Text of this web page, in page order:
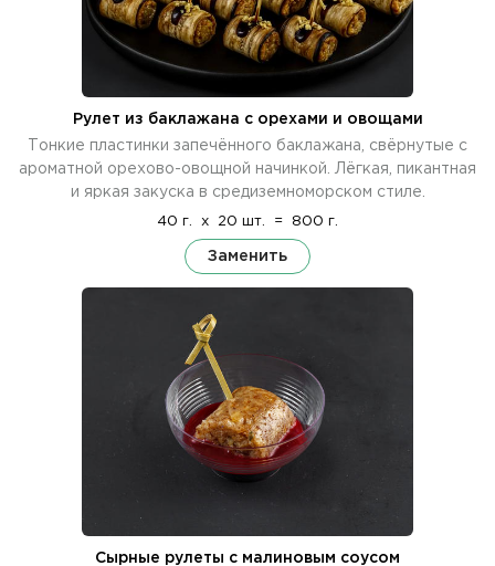
Рулет из баклажана с орехами и овощами
Тонкие пластинки запечённого баклажана, свёрнутые с
ароматной орехово-овощной начинкой. Лёгкая, пикантная
и яркая закуска в средиземноморском стиле.
40 г. x 20 шт. = 800 г.
Заменить
Сырные рулеты с малиновым соусом